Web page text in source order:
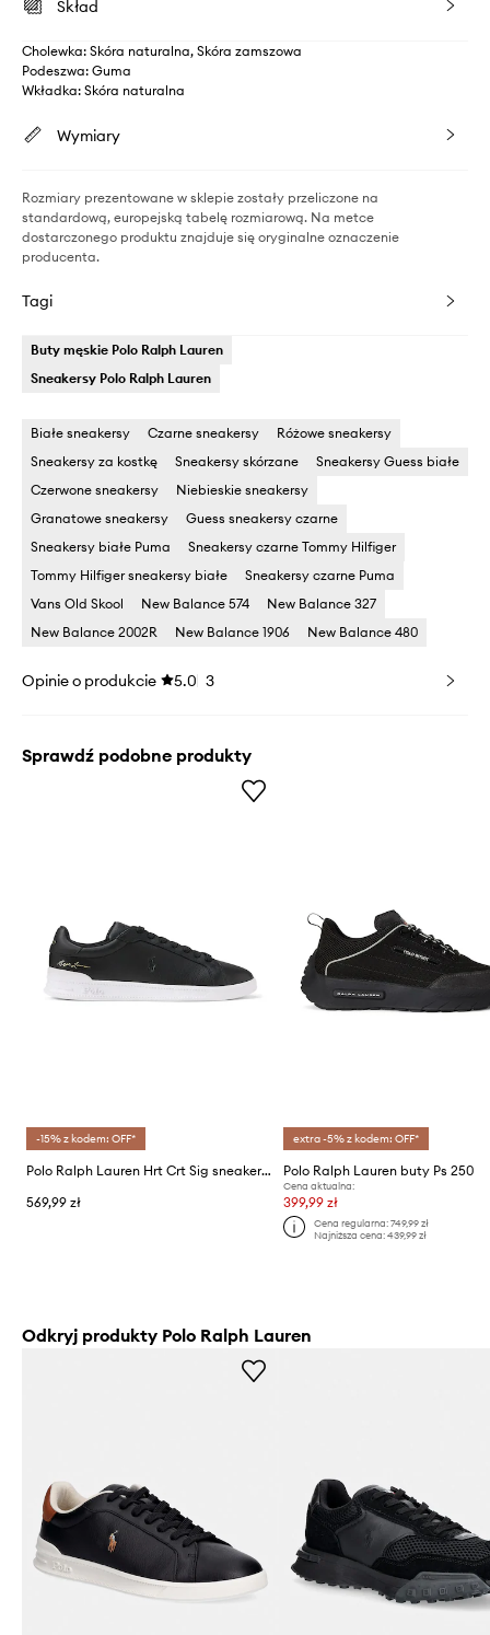
Skład
Cholewka: Skóra naturalna, Skóra zamszowa
Podeszwa: Guma
Wkładka: Skóra naturalna
Wymiary
Rozmiary prezentowane w sklepie zostały przeliczone na
standardową, europejską tabelę rozmiarową. Na metce
dostarczonego produktu znajduje się oryginalne oznaczenie
producenta.
Tagi
Buty męskie Polo Ralph Lauren
Sneakersy Polo Ralph Lauren
Białe sneakersy Czarne sneakersy
Różowe sneakersy
Sneakersy za kostkę
Sneakersy skórzane
Sneakersy Guess białe
Czerwone sneakersy
Niebieskie sneakersy
Granatowe sneakersy
Guess sneakersy czarne
Sneakersy białe Puma
Sneakersy czarne Tommy Hilfiger
Tommy Hilfiger sneakersy białe
Sneakersy czarne Puma
Vans Old Skool
New Balance 574
New Balance 327
New Balance 2002R
New Balance 1906 New Balance 480
Opinie o produkcie 5.0 3
Sprawdź podobne produkty
-15% z kodem: OFF*
Polo Ralph Lauren Hrt Crt Sig sneakersy męskie skórzane
569,99 zł
extra -5% z kodem: OFF*
Polo Ralph Lauren buty Ps 250
Cena aktualna:
399,99 zł
Cena regularna: 749,99 zł
Najniższa cena: 439,99 zł
Odkryj produkty Polo Ralph Lauren